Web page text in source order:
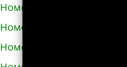
Номера телефонов такси
Номера телефонов такси в
Номера телефонов такси